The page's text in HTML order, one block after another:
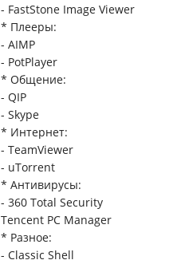
- FastStone Image Viewer
* Плееры:
- AIMP
- PotPlayer
* Общение:
- QIP
- Skype
* Интернет:
- TeamViewer
- uTorrent
* Антивирусы:
- 360 Total Security
Tencent PC Manager
* Разное:
- Classic Shell